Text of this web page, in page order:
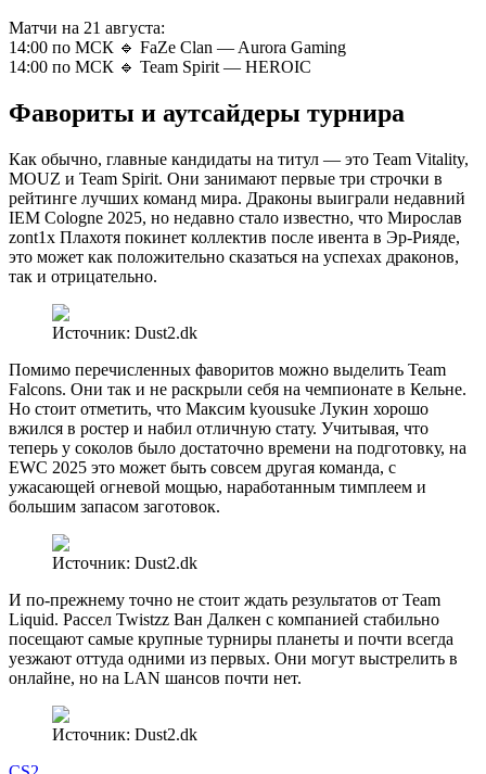
Матчи на 21 августа:
14:00 по МСК 🔹 FaZe Clan — Aurora Gaming
14:00 по МСК 🔹 Team Spirit — HEROIC
Фавориты и аутсайдеры турнира
Как обычно, главные кандидаты на титул — это Team Vitality,
MOUZ и Team Spirit. Они занимают первые три строчки в
рейтинге лучших команд мира. Драконы выиграли недавний
IEM Cologne 2025, но недавно стало известно, что Мирослав
zont1x Плахотя покинет коллектив после ивента в Эр-Рияде,
это может как положительно сказаться на успехах драконов,
так и отрицательно.
Источник: Dust2.dk
Помимо перечисленных фаворитов можно выделить Team
Falcons. Они так и не раскрыли себя на чемпионате в Кельне.
Но стоит отметить, что Максим kyousuke Лукин хорошо
вжился в ростер и набил отличную стату. Учитывая, что
теперь у соколов было достаточно времени на подготовку, на
EWC 2025 это может быть совсем другая команда, с
ужасающей огневой мощью, наработанным тимплеем и
большим запасом заготовок.
Источник: Dust2.dk
И по-прежнему точно не стоит ждать результатов от Team
Liquid. Рассел Twistzz Ван Далкен с компанией стабильно
посещают самые крупные турниры планеты и почти всегда
уезжают оттуда одними из первых. Они могут выстрелить в
онлайне, но на LAN шансов почти нет.
Источник: Dust2.dk